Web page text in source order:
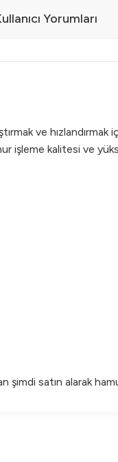
Yorumları
ve hızlandırmak
işleme kalitesi ve
satın alarak